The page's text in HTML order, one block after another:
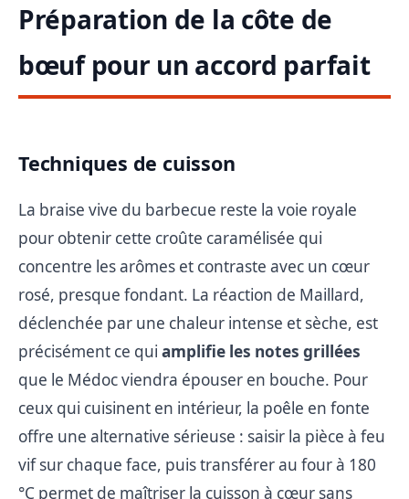
Préparation de la côte de
bœuf pour un accord parfait
Techniques de cuisson
La braise vive du barbecue reste la voie royale
pour obtenir cette croûte caramélisée qui
concentre les arômes et contraste avec un cœur
rosé, presque fondant. La réaction de Maillard,
déclenchée par une chaleur intense et sèche, est
précisément ce qui amplifie les notes grillées
que le Médoc viendra épouser en bouche. Pour
ceux qui cuisinent en intérieur, la poêle en fonte
offre une alternative sérieuse : saisir la pièce à feu
vif sur chaque face, puis transférer au four à 180
°C permet de maîtriser la cuisson à cœur sans